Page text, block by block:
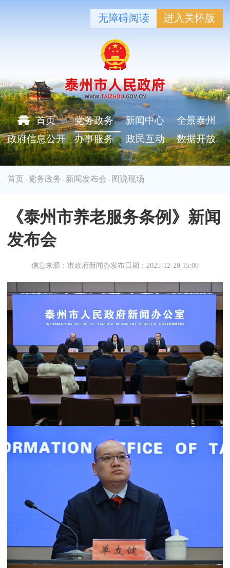
无障碍阅读 进入关怀版
首页 党务政务 新闻中心
全景泰州
政府信息公开
办事服务 政民互动 数据开放
首页 > 党务政务 > 新闻发布会 > 图说现场
《泰州市养老服务条例》新闻
发布会
信息来源：市政府新闻办发布日期：2025-12-29 15:00